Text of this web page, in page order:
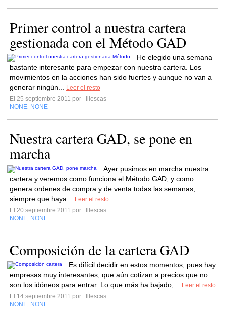
Primer control a nuestra cartera
gestionada con el Método GAD
He elegido una semana
bastante interesante para empezar con nuestra cartera. Los
movimientos en la acciones han sido fuertes y aunque no van a
generar ningún...
Leer el resto
El 25 septiembre 2011 por
Illescas
NONE NONE
Nuestra cartera GAD, se pone en
marcha
Ayer pusimos en marcha nuestra
cartera y veremos como funciona el Método GAD, y como
genera ordenes de compra y de venta todas las semanas,
siempre que haya...
Leer el resto
El 20 septiembre 2011 por
Illescas
NONE NONE
Composición de la cartera GAD
Es difícil decidir en estos momentos, pues hay
empresas muy interesantes, que aún cotizan a precios que no
son los idóneos para entrar. Lo que más ha bajado,...
Leer el resto
El 14 septiembre 2011 por
Illescas
NONE NONE